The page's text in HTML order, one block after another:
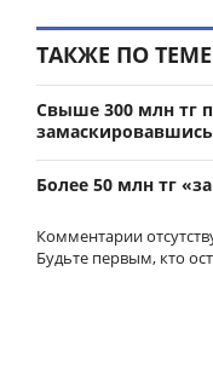
ТАКЖЕ ПО ТЕМЕ
Свыше 300 млн тг
Более 50 млн тг
Комментарии
Будьте первым, кто